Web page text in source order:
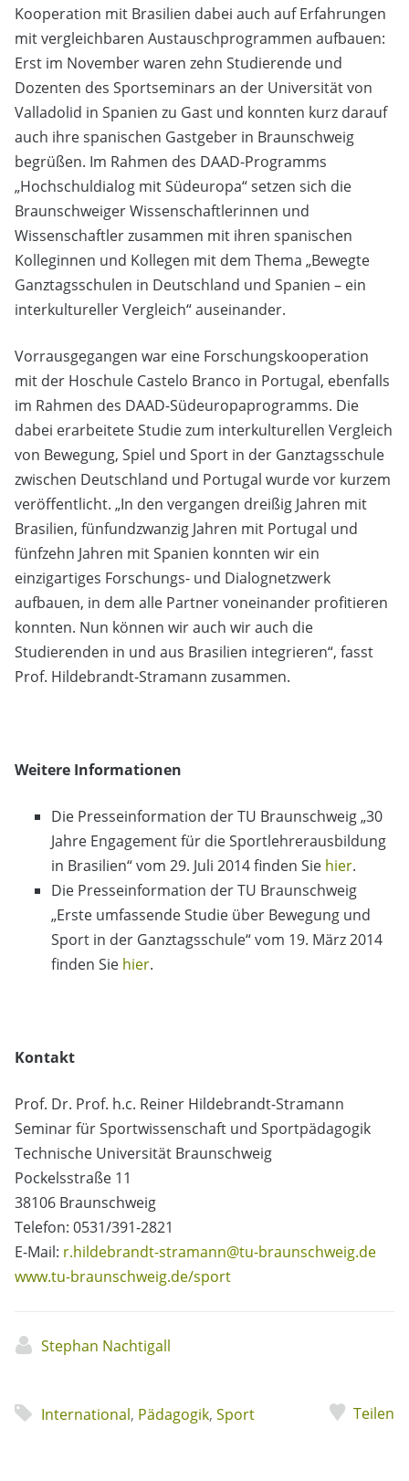
Kooperation mit Brasilien dabei auch auf Erfahrungen
mit vergleichbaren Austauschprogrammen aufbauen:
Erst im November waren zehn Studierende und
Dozenten des Sportseminars an der Universität von
Valladolid in Spanien zu Gast und konnten kurz darauf
auch ihre spanischen Gastgeber in Braunschweig
begrüßen. Im Rahmen des DAAD-Programms
„Hochschuldialog mit Südeuropa“ setzen sich die
Braunschweiger Wissenschaftlerinnen und
Wissenschaftler zusammen mit ihren spanischen
Kolleginnen und Kollegen mit dem Thema „Bewegte
Ganztagsschulen in Deutschland und Spanien – ein
interkultureller Vergleich“ auseinander.
Vorrausgegangen war eine Forschungskooperation
mit der Hoschule Castelo Branco in Portugal, ebenfalls
im Rahmen des DAAD-Südeuropaprogramms. Die
dabei erarbeitete Studie zum interkulturellen Vergleich
von Bewegung, Spiel und Sport in der Ganztagsschule
zwischen Deutschland und Portugal wurde vor kurzem
veröffentlicht. „In den vergangen dreißig Jahren mit
Brasilien, fünfundzwanzig Jahren mit Portugal und
fünfzehn Jahren mit Spanien konnten wir ein
einzigartiges Forschungs- und Dialognetzwerk
aufbauen, in dem alle Partner voneinander profitieren
konnten. Nun können wir auch wir auch die
Studierenden in und aus Brasilien integrieren“, fasst
Prof. Hildebrandt-Stramann zusammen.
Weitere Informationen
Die Presseinformation der TU Braunschweig „30
Jahre Engagement für die Sportlehrerausbildung
in Brasilien“ vom 29. Juli 2014 finden Sie hier.
Die Presseinformation der TU Braunschweig
„Erste umfassende Studie über Bewegung und
Sport in der Ganztagsschule“ vom 19. März 2014
finden Sie hier.
Kontakt
Prof. Dr. Prof. h.c. Reiner Hildebrandt-Stramann
Seminar für Sportwissenschaft und Sportpädagogik
Technische Universität Braunschweig
Pockelsstraße 11
38106 Braunschweig
Telefon: 0531/391-2821
E-Mail: r.hildebrandt-stramann@tu-braunschweig.de
www.tu-braunschweig.de/sport
Stephan Nachtigall
International, Pädagogik, Sport Teilen